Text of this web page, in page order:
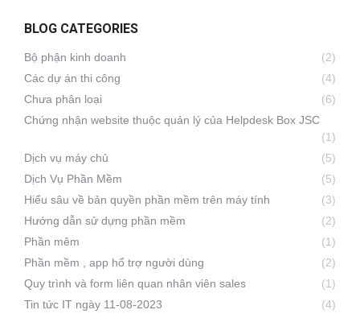
BLOG CATEGORIES
Bộ phận kinh doanh
(2)
Các dự án thi công
(4)
Chưa phân loại
(6)
Chứng nhận website thuộc quản lý của Helpdesk Box JSC
(1)
Dịch vụ máy chủ
(5)
Dịch Vụ Phần Mềm
(5)
Hiểu sâu về bản quyền phần mềm trên máy tính
(3)
Hướng dẫn sử dựng phần mềm
(2)
Phần mêm
(1)
Phần mềm , app hổ trợ người dùng
(2)
Quy trình và form liên quan nhân viên sales
(1)
Tin tức IT ngày 11-08-2023
(4)